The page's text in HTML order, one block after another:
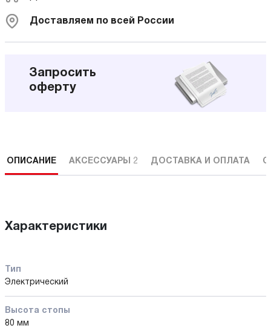
Доставляем по всей России
Запросить
оферту
ОПИСАНИЕ АКСЕССУАРЫ 2 ДОСТАВКА И ОПЛАТА
Характеристики
Тип
Электрический
Высота стопы
80 мм